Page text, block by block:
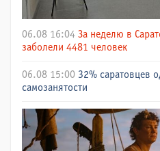
06.08 16:04 За неделю в
заболели 4481 человек
06.08 15:00 32% саратовцев
самозанятости